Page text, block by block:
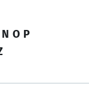
N O P